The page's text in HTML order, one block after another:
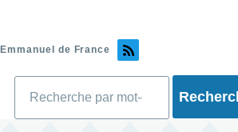
Emmanuel de France